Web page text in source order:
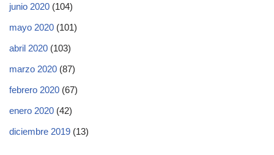
junio 2020 (104)
mayo 2020 (101)
abril 2020 (103)
marzo 2020 (87)
febrero 2020 (67)
enero 2020 (42)
diciembre 2019 (13)